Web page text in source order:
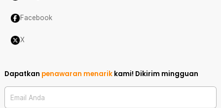
Facebook
X
Dapatkan penawaran menarik kami! Dikirim mingguan
Email Anda